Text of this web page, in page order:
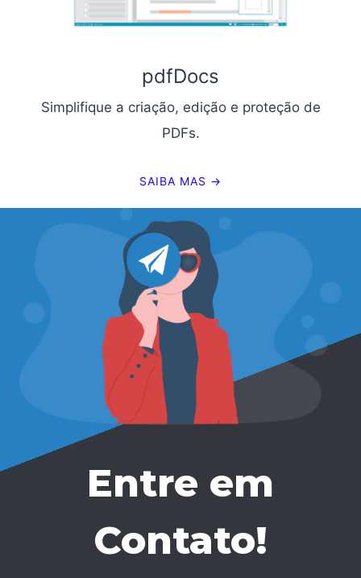
pdfDocs
Simplifique a criação, edição e proteção de
PDFs.
SAIBA MAS →
Entre em
Contato!